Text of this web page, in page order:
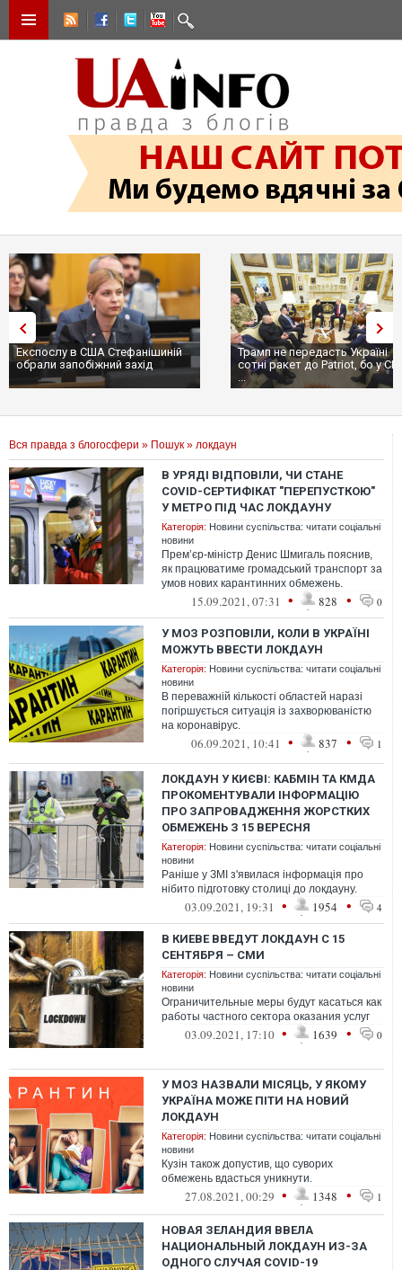
Експослу в США Стефанішиній
обрали запобіжний захід
Трамп не передасть Україні
сотні ракет до Patriot, бо у
...
Вся правда з блогосфери » Пошук » локдаун
В УРЯДІ ВІДПОВІЛИ, ЧИ СТАНЕ
COVID-СЕРТИФІКАТ "ПЕРЕПУСТКОЮ"
У МЕТРО ПІД ЧАС ЛОКДАУНУ
Категорія: Новини суспільства: читати соціальні
новини
Прем’єр-міністр Денис Шмигаль пояснив,
як працюватиме громадський транспорт за
умов нових карантинних обмежень.
15.09.2021, 07:31 • 828 • 0
У МОЗ РОЗПОВІЛИ, КОЛИ В УКРАЇНІ
МОЖУТЬ ВВЕСТИ ЛОКДАУН
Категорія: Новини суспільства: читати соціальні
новини
В переважній кількості областей наразі
погіршується ситуація із захворюваністю
на коронавірус.
06.09.2021, 10:41 • 837 • 1
ЛОКДАУН У КИЄВІ: КАБМІН ТА КМДА
ПРОКОМЕНТУВАЛИ ІНФОРМАЦІЮ
ПРО ЗАПРОВАДЖЕННЯ ЖОРСТКИХ
ОБМЕЖЕНЬ З 15 ВЕРЕСНЯ
Категорія: Новини суспільства: читати соціальні
новини
Раніше у ЗМІ з'явилася інформація про
нібито підготовку столиці до локдауну.
03.09.2021, 19:31 • 1954 • 4
В КИЕВЕ ВВЕДУТ ЛОКДАУН С 15
СЕНТЯБРЯ – СМИ
Категорія: Новини суспільства: читати соціальні
новини
Ограничительные меры будут касаться как
работы частного сектора оказания услуг
03.09.2021, 17:10 • 1639 • 0
У МОЗ НАЗВАЛИ МІСЯЦЬ, У ЯКОМУ
УКРАЇНА МОЖЕ ПІТИ НА НОВИЙ
ЛОКДАУН
Категорія: Новини суспільства: читати соціальні
новини
Кузін також допустив, що суворих
обмежень вдасться уникнути.
27.08.2021, 00:29 • 1348 • 1
НОВАЯ ЗЕЛАНДИЯ ВВЕЛА
НАЦИОНАЛЬНЫЙ ЛОКДАУН ИЗ-ЗА
ОДНОГО СЛУЧАЯ COVID-19